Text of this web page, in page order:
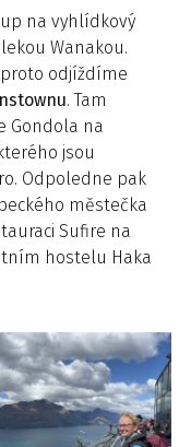
na vyhlídkový
Wanakou.
odjíždíme
. Tam
Gondola na
jsou
Odpoledne pak
městečka
Sufire na
hostelu Haka